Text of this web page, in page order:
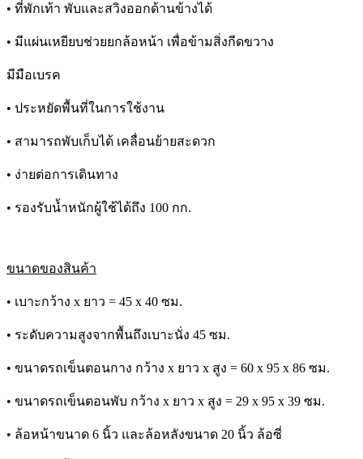
• ที่พักเท้า พับและสวิงออกด้านข้างได้
• มีแผ่นเหยียบช่วยยกล้อหน้า เพื่อข้ามสิ่งกีดขวาง
มีมือเบรค
• ประหยัดพื้นที่ในการใช้งาน
• สามารถพับเก็บได้ เคลื่อนย้ายสะดวก
• ง่ายต่อการเดินทาง
• รองรับน้ำหนักผู้ใช้ได้ถึง 100 กก.
ขนาดของสินค้า
• เบาะกว้าง x ยาว = 45 x 40 ซม.
• ระดับความสูงจากพื้นถึงเบาะนั่ง 45 ซม.
• ขนาดรถเข็นตอนกาง กว้าง x ยาว x สูง = 60 x 95 x 86 ซม.
• ขนาดรถเข็นตอนพับ กว้าง x ยาว x สูง = 29 x 95 x 39 ซม.
• ล้อหน้าขนาด 6 นิ้ว และล้อหลังขนาด 20 นิ้ว ล้อซี่